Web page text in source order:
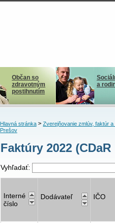
Občan so
zdravotným
postihnutím
a
Hlavná stránka> Zverejňovanie zmlúv, faktúr a
Prešov
Faktúry 2022
Vyhľadať:
Interné
číslo
Dodávateľ IČO